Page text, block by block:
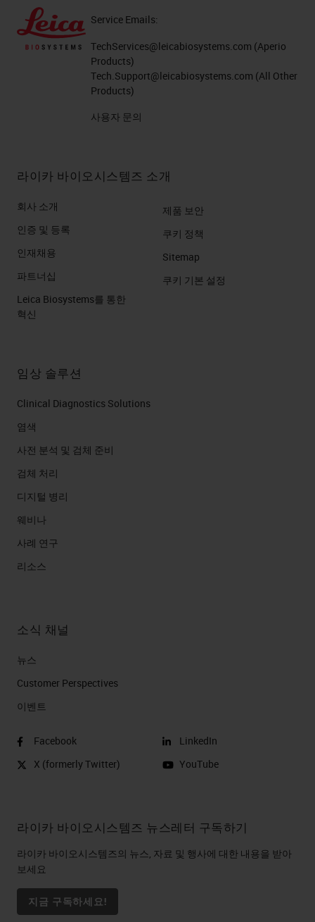
Service Emails:
TechServices@leicabiosystems.com (Aperio
Products)
Tech.Support@leicabiosystems.com (All Other
Products)
사용자 문의
라이카 바이오시스템즈 소개
회사 소개
인증 및 등록
인재채용
파트너십
Leica Biosystems를 통한
혁신
제품 보안
쿠키 정책
Sitemap
쿠키 기본 설정
임상 솔루션
Clinical Diagnostics Solutions
염색
사전 분석 및 검체 준비
검체 처리
디지털 병리
웨비나
사례 연구
리소스
소식 채널
뉴스
Customer Perspectives​
이벤트
Facebook
X (formerly Twitter)
LinkedIn
YouTube
라이카 바이오시스템즈 뉴스레터 구독하기
라이카 바이오시스템즈의 뉴스, 자료 및 행사에 대한 내용을 받아
보세요
지금 구독하세요!